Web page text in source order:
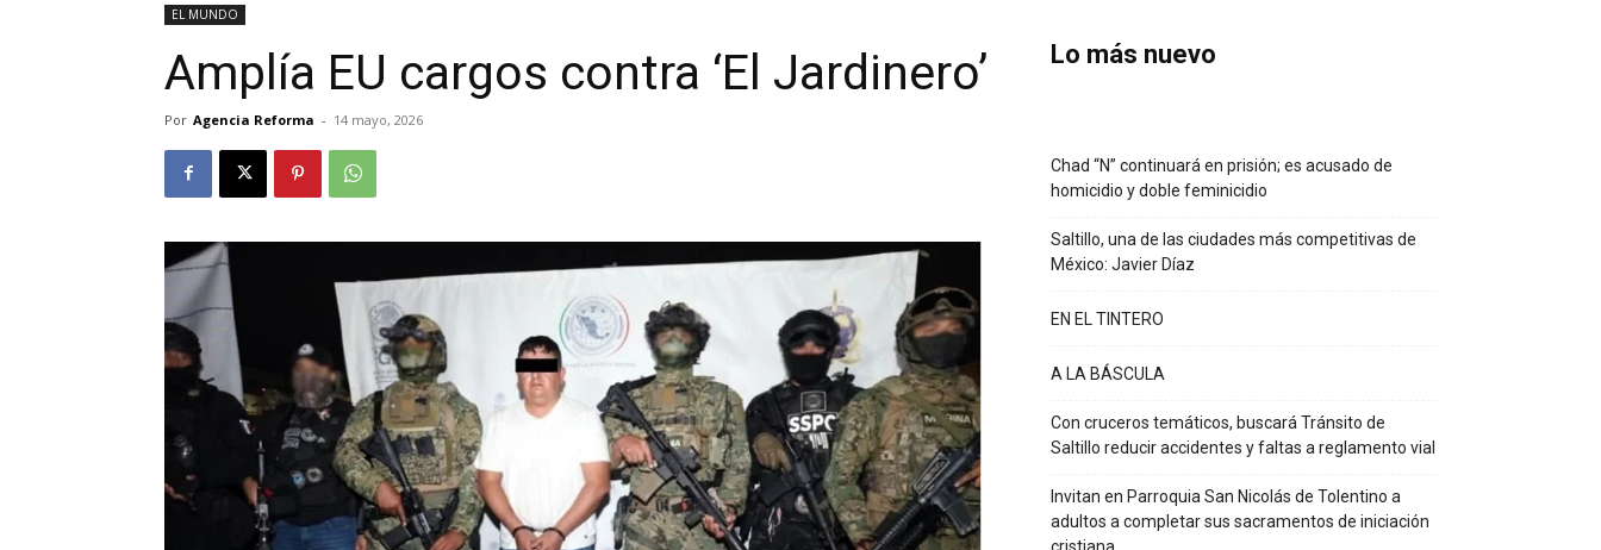
EL MUNDO
Amplía EU cargos contra ‘El Jardinero’
Por Agencia Reforma - 14 mayo, 2026
Lo más nuevo
Chad “N” continuará en prisión; es acusado de
homicidio y doble feminicidio
Saltillo, una de las ciudades más competitivas de
México: Javier Díaz
EN EL TINTERO
A LA BÁSCULA
Con cruceros temáticos, buscará Tránsito de
Saltillo reducir accidentes y faltas a reglamento vial
Invitan en Parroquia San Nicolás de Tolentino a
adultos a completar sus sacramentos de iniciación